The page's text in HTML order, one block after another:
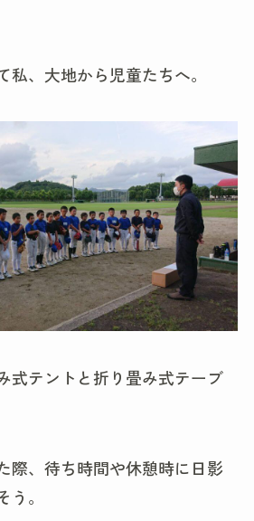
私、大地から児童たちへ。
式テントと折り畳み式テーブ
際、待ち時間や休憩時に日影
。